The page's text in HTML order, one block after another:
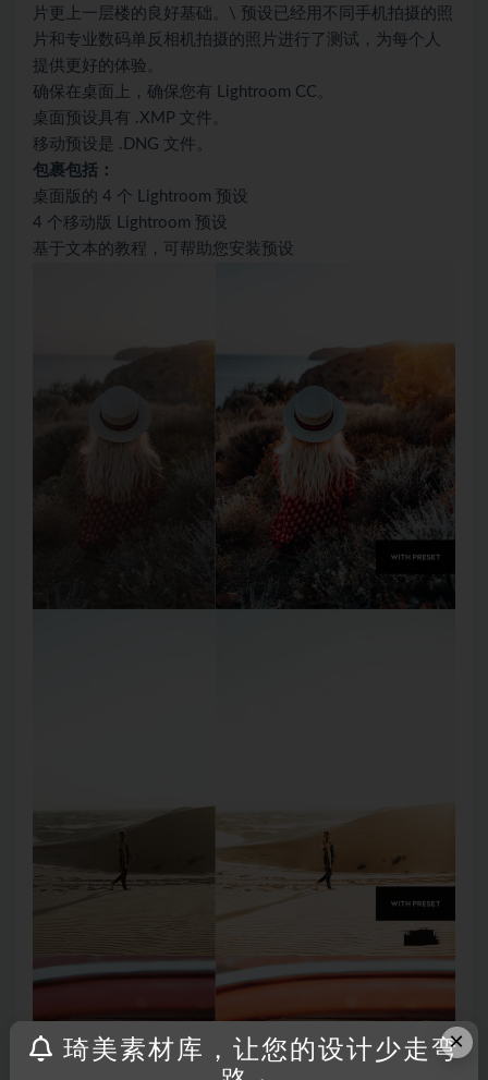
片更上一层楼的良好基础。\ 预设已经用不同手机拍摄的照
片和专业数码单反相机拍摄的照片进行了测试，为每个人
提供更好的体验。
确保在桌面上，确保您有 Lightroom CC。
桌面预设具有 .XMP 文件。
移动预设是 .DNG 文件。
包裹包括：
桌面版的 4 个 Lightroom 预设
4 个移动版 Lightroom 预设
基于文本的教程，可帮助您安装预设
×
琦美素材库，让您的设计少走弯